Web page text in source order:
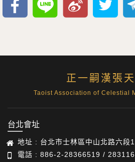
正一嗣漢張
Taoist Association of Celestial
台北會址
地址 : 台北市士林區中山北路六段
電話 : 886-2-28366519 /